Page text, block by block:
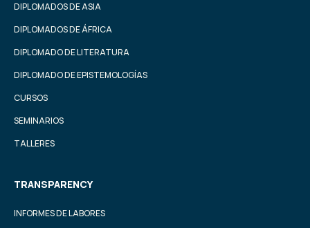
DIPLOMADOS DE ASIA
DIPLOMADOS DE ÁFRICA
DIPLOMADO DE LITERATURA
DIPLOMADO DE EPISTEMOLOGÍAS
CURSOS
SEMINARIOS
TALLERES
TRANSPARENCY
INFORMES DE LABORES